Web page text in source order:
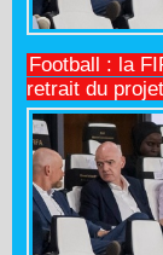
Football : la
retrait du